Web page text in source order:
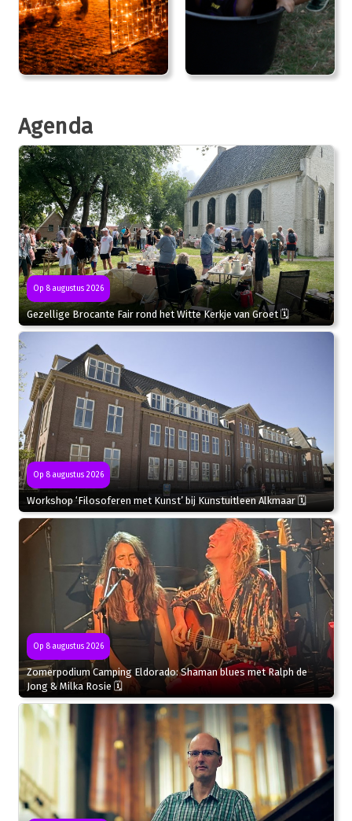
Agenda
Op 8 augustus 2026
Gezellige Brocante Fair rond het Witte Kerkje van Groet 🗓
Op 8 augustus 2026
Workshop ‘Filosoferen met Kunst’ bij Kunstuitleen Alkmaar 🗓
Op 8 augustus 2026
Zomerpodium Camping Eldorado: Shaman blues met Ralph de
Jong & Milka Rosie 🗓